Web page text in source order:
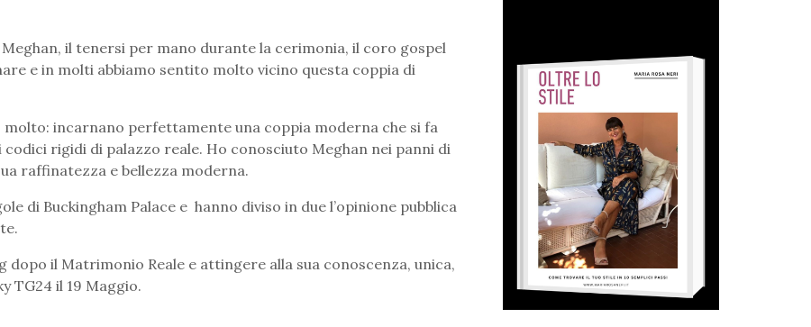
il tenersi per mano durante la cerimonia, il coro gospel
e in molti abbiamo sentito molto vicino questa coppia di
incarnano perfettamente una coppia moderna che si fa
rigidi di palazzo reale. Ho conosciuto Meghan nei panni di
raffinatezza ebellezza moderna.
di Buckingham Palace e hanno diviso in due l’opinione pubblica
il Matrimonio Reale e attingere alla sua conoscenza, unica,
TG24 il 19 Maggio.